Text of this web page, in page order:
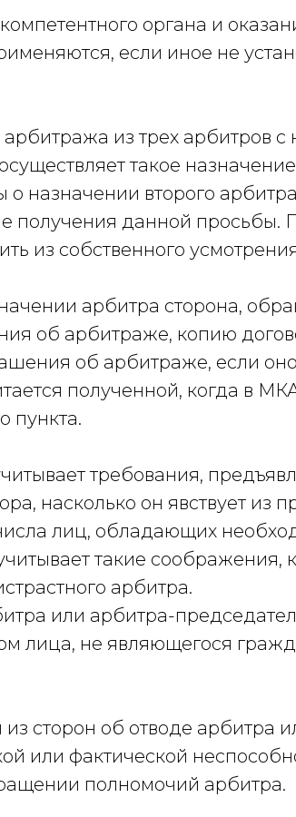
органа и
если иное не
из трех арбитров
такое
назначении второго
получения данной
из собственного
арбитра сторона,
об арбитраже, копию
об арбитраже, если
полученной, когда в
пункта.
требования,
насколько он явствует из
лиц, обладающих
такие соображения,
арбитра.
или арбитра-
лица, не являющегося
сторон об отводе арбитра
или фактической
полномочий арбитра.